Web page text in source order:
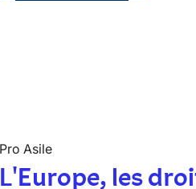
Pro Asile
L'Europe, les